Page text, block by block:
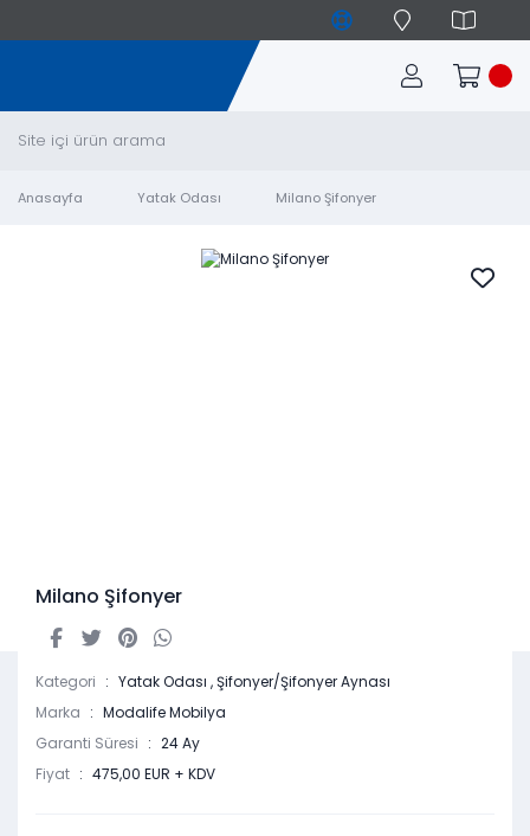
Anasayfa Yatak Odası Milano Şifonyer
Milano Şifonyer
Kategori Yatak Odası ,Şifonyer/Şifonyer Aynası
Marka
Modalife Mobilya
Garanti Süresi
24 Ay
Fiyat
475,00 EUR + KDV